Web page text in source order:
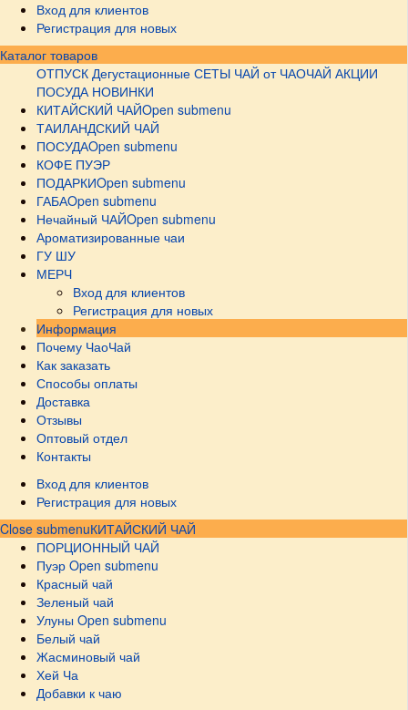
Вход для клиентов
Регистрация для новых
Каталог товаров
ОТПУСК Дегустационные СЕТЫ ЧАЙ от ЧАОЧАЙ АКЦИИ
ПОСУДА НОВИНКИ
КИТАЙСКИЙ ЧАЙOpen submenu
ТАИЛАНДСКИЙ ЧАЙ
ПОСУДАOpen submenu
КОФЕ ПУЭР
ПОДАРКИOpen submenu
ГАБАOpen submenu
Нечайный ЧАЙOpen submenu
Ароматизированные чаи
ГУ ШУ
МЕРЧ
Вход для клиентов
Регистрация для новых
Информация
Почему ЧаоЧай
Как заказать
Способы оплаты
Доставка
Отзывы
Оптовый отдел
Контакты
Вход для клиентов
Регистрация для новых
Close submenuКИТАЙСКИЙ ЧАЙ
ПОРЦИОННЫЙ ЧАЙ
Пуэр Open submenu
Красный чай
Зеленый чай
Улуны Open submenu
Белый чай
Жасминовый чай
Хей Ча
Добавки к чаю